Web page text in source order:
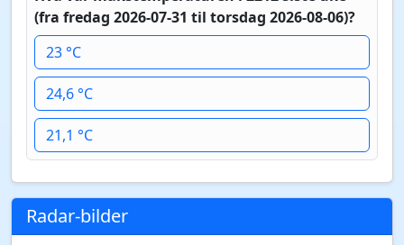
(fra fredag 2026-07-31 til torsdag 2026-08-06)?
23 °C
24,6 °C
21,1 °C
Radar-bilder